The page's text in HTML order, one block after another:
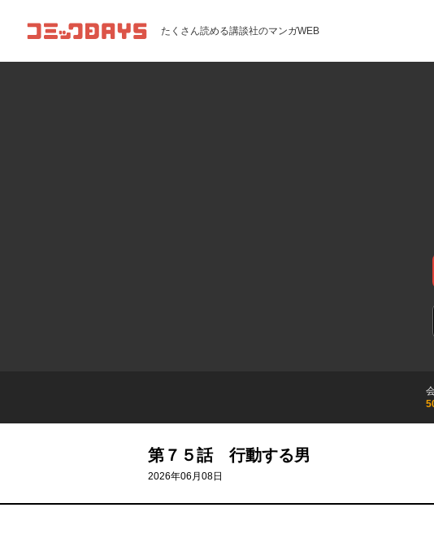
コミックDAYS たくさん読める講談社のマンガWEB
第７５話 行動する男
2026年06月08日